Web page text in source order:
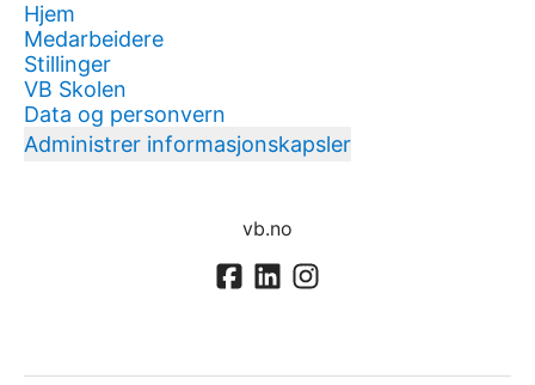
Hjem
Medarbeidere
Stillinger
VB Skolen
Data og personvern
Administrer informasjonskapsler
vb.no